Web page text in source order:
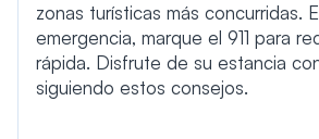
zonas turísticas más concurridas.
emergencia, marque el 911 para
rápida. Disfrute de su estancia
siguiendo estos consejos.